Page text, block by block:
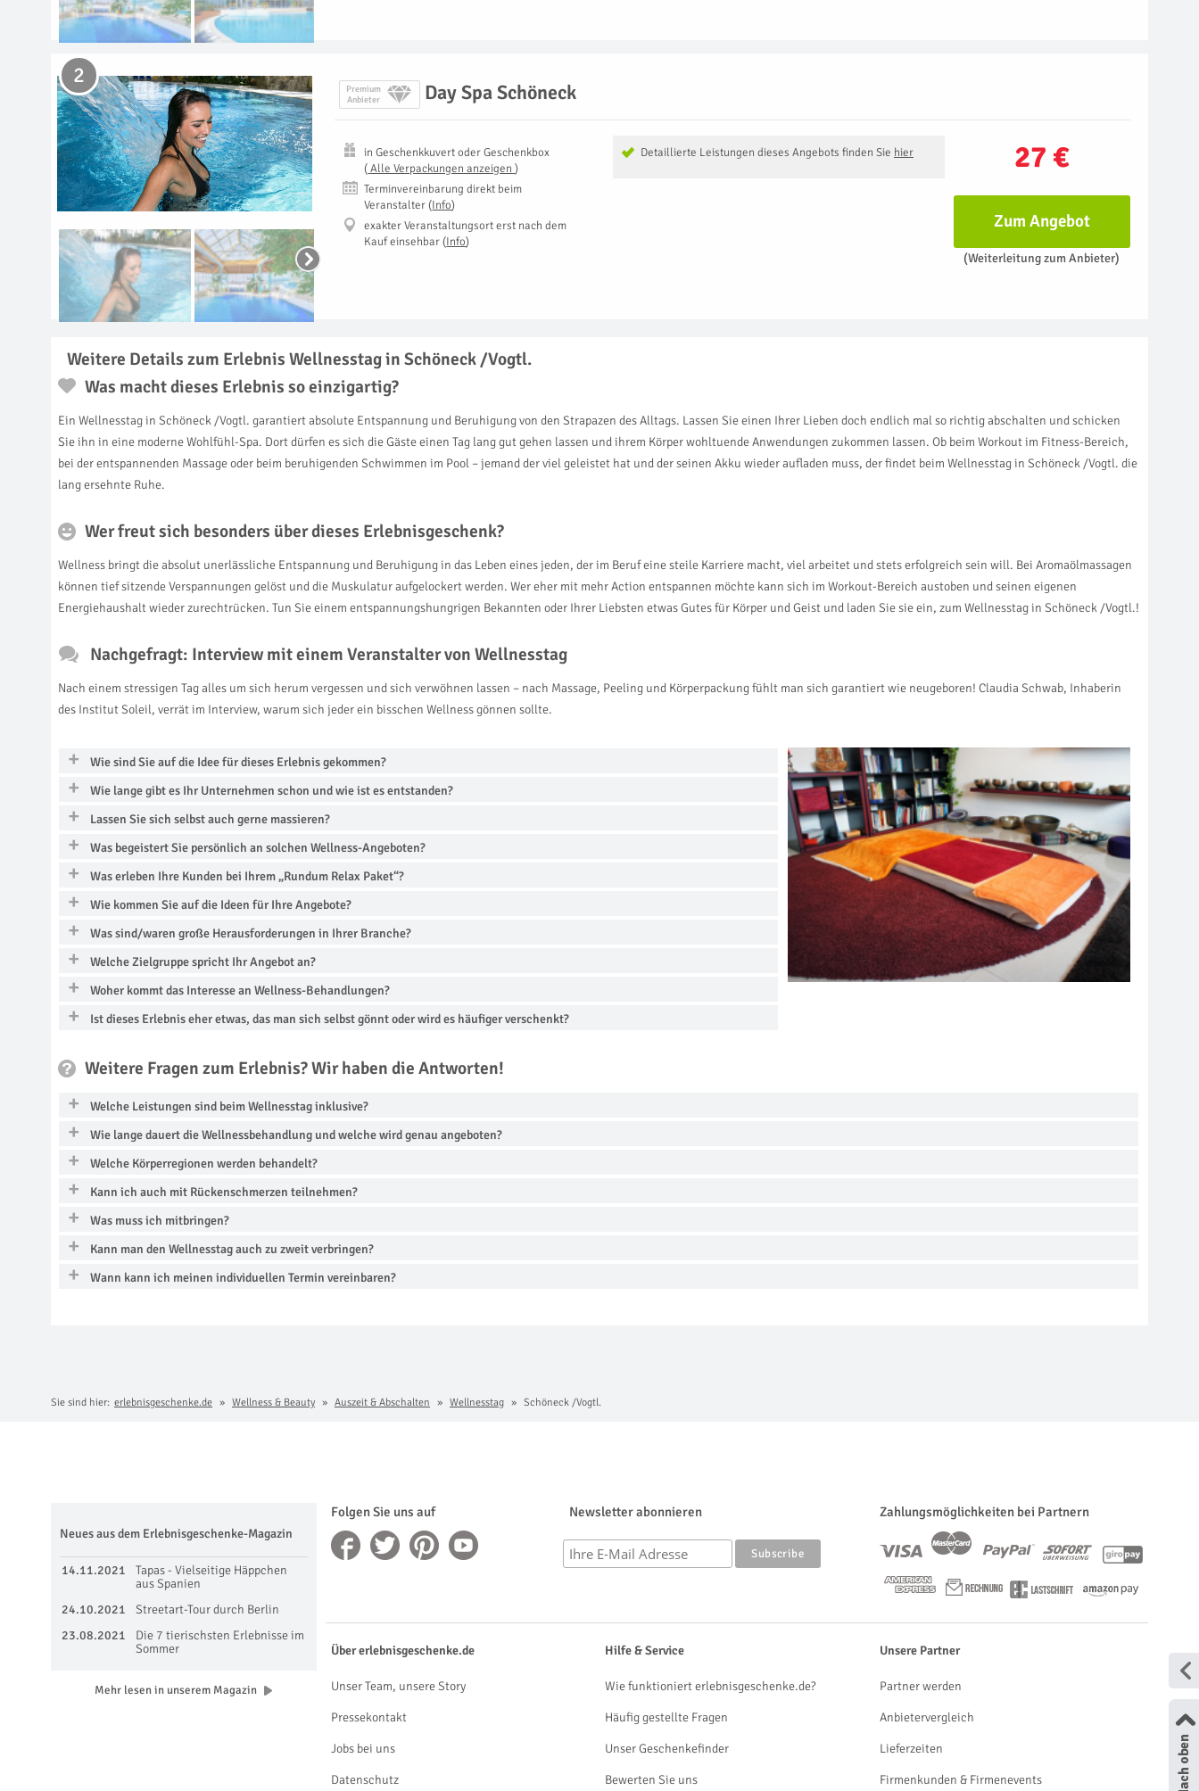
Premium
Anbieter
Day Spa Schöneck
2
27 €
Detaillierte Leistungen dieses Angebots finden Sie hier
inGeschenkkuvert oder Geschenkbox
( Alle Verpackungen anzeigen )
Terminvereinbarung direkt beim
Veranstalter (Info)
exakter Veranstaltungsort erst nach dem
Kauf einsehbar (Info)
Zum Angebot
(Weiterleitung zum Anbieter)
Weitere Details zum Erlebnis Wellnesstag in Schöneck /Vogtl.
Was macht dieses Erlebnis so einzigartig?
Ein Wellnesstag in Schöneck /Vogtl. garantiert absolute Entspannung und Beruhigung von den Strapazen des Alltags. Lassen Sie einen Ihrer Lieben doch endlich mal so richtig abschalten und schicken
Sie ihn in eine moderne Wohlfühl-Spa. Dort dürfen es sich die Gäste einen Tag lang gut gehen lassen und ihrem Körper wohltuende Anwendungen zukommen lassen. Ob beim Workout im Fitness-Bereich,
bei der entspannenden Massage oder beim beruhigenden Schwimmen im Pool – jemand der viel geleistet hat und der seinen Akku wieder aufladen muss, der findet beim Wellnesstag in Schöneck /Vogtl. die
lang ersehnte Ruhe.
Wer freut sich besonders über dieses Erlebnisgeschenk?
Wellness bringt die absolut unerlässliche Entspannung und Beruhigung in das Leben eines jeden, der im Beruf eine steile Karriere macht, viel arbeitet und stets erfolgreich sein will. Bei Aromaölmassagen
können tief sitzende Verspannungen gelöst und die Muskulatur aufgelockert werden. Wer eher mit mehr Action entspannen möchte kann sich im Workout-Bereich austoben und seinen eigenen
Energiehaushalt wieder zurechtrücken. Tun Sie einem entspannungshungrigen Bekannten oder Ihrer Liebsten etwas Gutes für Körper und Geist und laden Sie sie ein, zum Wellnesstag in Schöneck /Vogtl.!
Nachgefragt: Interview mit einem Veranstalter von Wellnesstag
Nach einem stressigen Tag alles um sich herum vergessen und sich verwöhnen lassen – nach Massage, Peeling und Körperpackung fühlt man sich garantiert wie neugeboren! Claudia Schwab, Inhaberin
des Institut Soleil, verrät im Interview, warum sich jeder ein bisschen Wellness gönnen sollte.
Wie sind Sie auf die Idee für dieses Erlebnis gekommen?
Wie lange gibt es Ihr Unternehmen schon und wie ist es entstanden?
Lassen Sie sich selbst auch gerne massieren?
Was begeistert Sie persönlich an solchen Wellness-Angeboten?
Was erleben Ihre Kunden bei Ihrem „Rundum Relax Paket“?
Wie kommen Sie auf die Ideen für Ihre Angebote?
Was sind/waren große Herausforderungen in Ihrer Branche?
Welche Zielgruppe spricht Ihr Angebot an?
Woher kommt das Interesse an Wellness-Behandlungen?
Ist dieses Erlebnis eher etwas, das man sich selbst gönnt oder wird es häufiger verschenkt?
Weitere Fragen zum Erlebnis? Wir haben die Antworten!
Welche Leistungen sind beim Wellnesstag inklusive?
Wie lange dauert die Wellnessbehandlung und welche wird genau angeboten?
Welche Körperregionen werden behandelt?
Kann ich auch mit Rückenschmerzen teilnehmen?
Was muss ich mitbringen?
Kann man den Wellnesstag auch zu zweit verbringen?
Wann kann ich meinen individuellen Termin vereinbaren?
Sie sind hier: erlebnisgeschenke.de Wellness & Beauty Auszeit & Abschalten Wellnesstag Schöneck /Vogtl.
Folgen Sie uns auf Newsletter abonnieren Zahlungsmöglichkeiten bei Partnern
Neues aus dem Erlebnisgeschenke-Magazin
14.11.2021
Tapas - Vielseitige Häppchen
aus Spanien
24.10.2021
Streetart-Tour durch Berlin
23.08.2021
Die 7 tierischsten Erlebnisse im
Sommer
Mehr lesen in unserem Magazin
Über erlebnisgeschenke.de
Unser Team, unsere Story
Pressekontakt
Jobs bei uns
Datenschutz
Hilfe & Service
Wie funktioniert erlebnisgeschenke.de?
Häufig gestellte Fragen
Unser Geschenkefinder
Bewerten Sie uns
Unsere Partner
Partner werden
Anbietervergleich
Lieferzeiten
Firmenkunden & Firmenevents